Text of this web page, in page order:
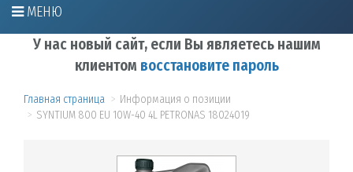
МЕНЮ
У нас новый сайт, если Вы являетесь нашим
клиентом восстановите пароль
Главная страница
Информация о позиции
SYNTIUM 800 EU 10W-40 4L PETRONAS 18024019